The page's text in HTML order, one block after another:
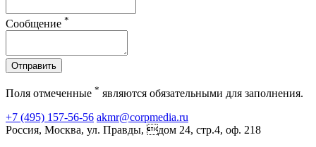
Сообщение *
Отправить
Поля отмеченные * являются обязательными для заполнения.
+7 (495) 157-56-56 akmr@corpmedia.ru
Россия, Москва, ул. Правды, дом 24, стр.4, оф. 218